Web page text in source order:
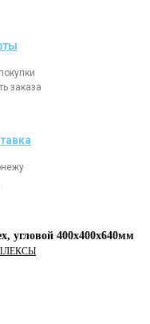
заказа
угловой 400х400х640мм